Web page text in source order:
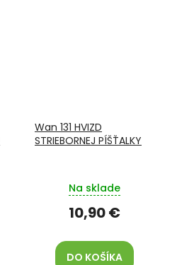
Wan 131 HVIZD
STRIEBORNEJ PÍŠŤALKY
Na sklade
10,90 €
DO KOŠÍKA